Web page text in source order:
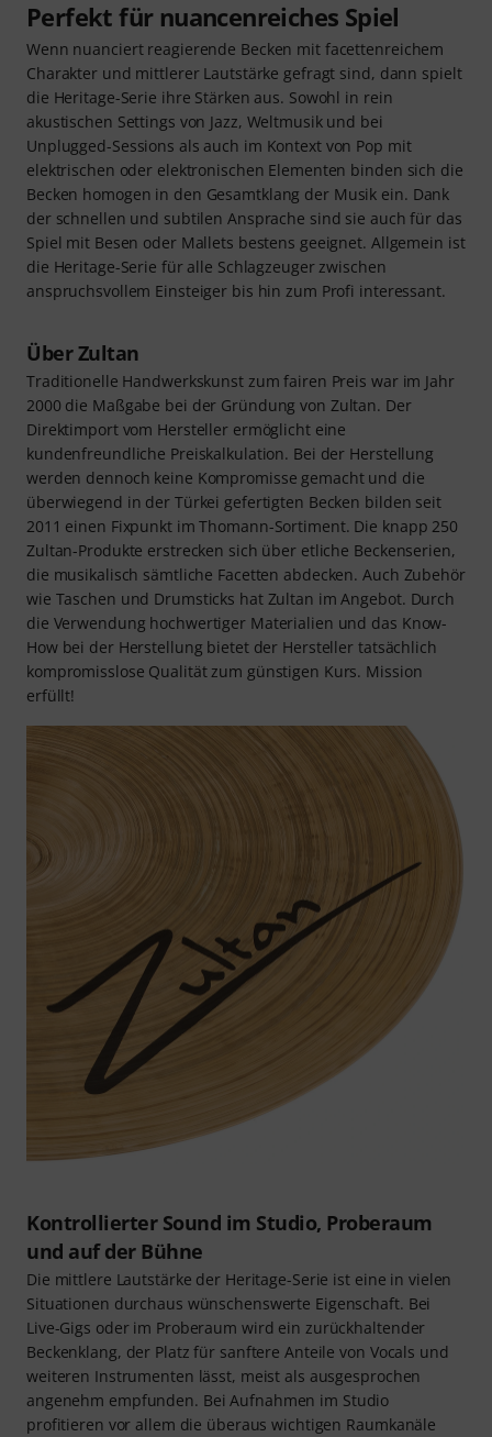
Perfekt für nuancenreiches Spiel
Wenn nuanciert reagierende Becken mit facettenreichem
Charakter und mittlerer Lautstärke gefragt sind, dann spielt
die Heritage-Serie ihre Stärken aus. Sowohl in rein
akustischen Settings von Jazz, Weltmusik und bei
Unplugged-Sessions als auch im Kontext von Pop mit
elektrischen oder elektronischen Elementen binden sich die
Becken homogen in den Gesamtklang der Musik ein. Dank
der schnellen und subtilen Ansprache sind sie auch für das
Spiel mit Besen oder Mallets bestens geeignet. Allgemein ist
die Heritage-Serie für alle Schlagzeuger zwischen
anspruchsvollem Einsteiger bis hin zum Profi interessant.
Über Zultan
Traditionelle Handwerkskunst zum fairen Preis war im Jahr
2000 die Maßgabe bei der Gründung von Zultan. Der
Direktimport vom Hersteller ermöglicht eine
kundenfreundliche Preiskalkulation. Bei der Herstellung
werden dennoch keine Kompromisse gemacht und die
überwiegend in der Türkei gefertigten Becken bilden seit
2011 einen Fixpunkt im Thomann-Sortiment. Die knapp 250
Zultan-Produkte erstrecken sich über etliche Beckenserien,
die musikalisch sämtliche Facetten abdecken. Auch Zubehör
wie Taschen und Drumsticks hat Zultan im Angebot. Durch
die Verwendung hochwertiger Materialien und das Know-
How bei der Herstellung bietet der Hersteller tatsächlich
kompromisslose Qualität zum günstigen Kurs. Mission
erfüllt!
Kontrollierter Sound im Studio, Proberaum
und auf der Bühne
Die mittlere Lautstärke der Heritage-Serie ist eine in vielen
Situationen durchaus wünschenswerte Eigenschaft. Bei
Live-Gigs oder im Proberaum wird ein zurückhaltender
Beckenklang, der Platz für sanftere Anteile von Vocals und
weiteren Instrumenten lässt, meist als ausgesprochen
angenehm empfunden. Bei Aufnahmen im Studio
profitieren vor allem die überaus wichtigen Raumkanäle